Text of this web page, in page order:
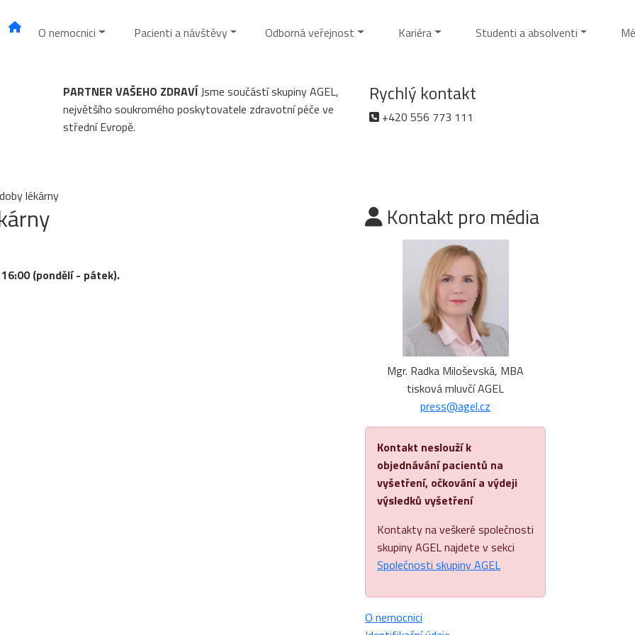
O nemocnici Pacienti a návštěvy Odborná veřejnost Kariéra Studenti a absolventi
PARTNER VAŠEHO ZDRAVÍJsme součástí skupiny AGEL,
největšího soukromého poskytovatele zdravotní péče ve
střední Evropě.
Rychlý kontakt
+420 556 773 111
lékárny
(pondělí - pátek).
Kontakt pro média
Mgr. Radka Miloševská, MBA
tisková mluvčí AGEL
press@agel.cz
Kontakt neslouží k
objednávání pacientů na
vyšetření, očkování a výdeji
výsledků vyšetření
Kontakty na veškeré společnosti
skupiny AGEL najdete v sekci
Společnosti skupiny AGEL
O nemocnici